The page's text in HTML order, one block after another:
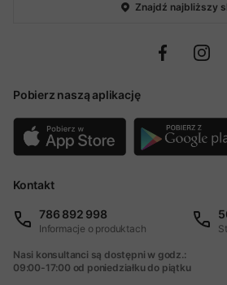
Znajdź najbliższy
Pobierz naszą aplikację
Kontakt
786 892 998
Informacje o produktach
Nasi konsultanci są dostępni w godz.:
09:00-17:00 od poniedziałku do piątku